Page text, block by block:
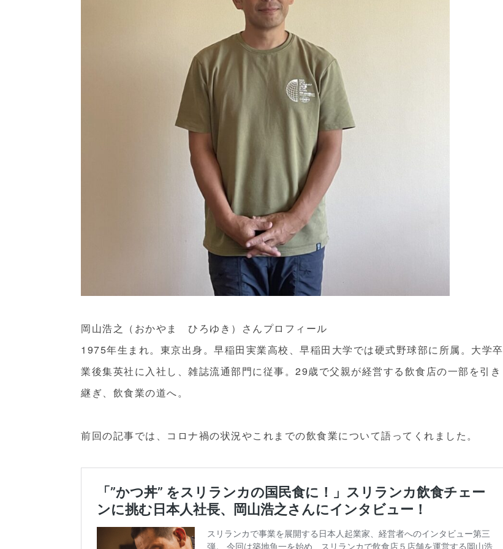
岡山浩之（おかやま ひろゆき）さんプロフィール
1975年生まれ。東京出身。早稲田実業高校、早稲田大学では硬式野球部に所属。大学卒
業後集英社に入社し、雑誌流通部門に従事。29歳で父親が経営する飲食店の一部を引き
継ぎ、飲食業の道へ。
前回の記事では、コロナ禍の状況やこれまでの飲食業について語ってくれました。